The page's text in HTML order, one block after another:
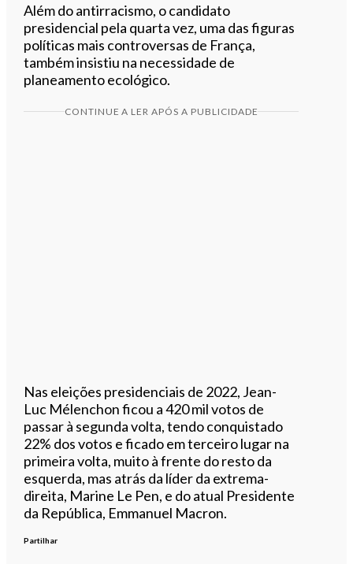
Além do antirracismo, o candidato
presidencial pela quarta vez, uma das figuras
políticas mais controversas de França,
também insistiu na necessidade de
planeamento ecológico.
CONTINUE A LER APÓS A PUBLICIDADE
Nas eleições presidenciais de 2022, Jean-
Luc Mélenchon ficou a 420 mil votos de
passar à segunda volta, tendo conquistado
22% dos votos e ficado em terceiro lugar na
primeira volta, muito à frente do resto da
esquerda, mas atrás da líder da extrema-
direita, Marine Le Pen, e do atual Presidente
da República, Emmanuel Macron.
Partilhar